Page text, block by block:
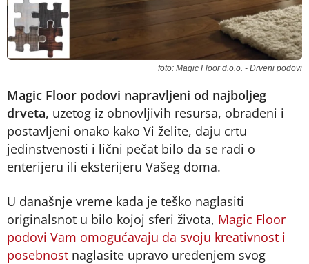
foto: Magic Floor d.o.o. - Drveni podovi
Magic Floor podovi napravljeni od najboljeg
drveta, uzetog iz obnovljivih resursa, obrađeni i
postavljeni onako kako Vi želite, daju crtu
jedinstvenosti i lični pečat bilo da se radi o
enterijeru ili eksterijeru Vašeg doma.
U današnje vreme kada je teško naglasiti
originalsnot u bilo kojoj sferi života, Magic Floor
podovi Vam omogućavaju da svoju kreativnost i
posebnost naglasite upravo uređenjem svog